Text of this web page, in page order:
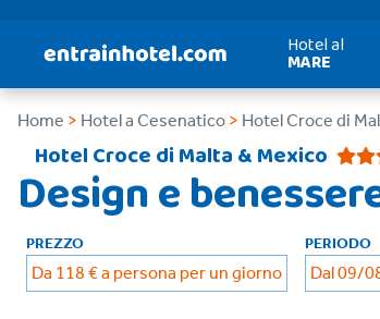
Hotel al
MARE
Home > Hotel a Cesenatico > Hotel Croce di
Hotel Croce di Malta & Mexico
Design e
PREZZO
Da 118 € a persona per un giorno
PERIODO
Dal 09/